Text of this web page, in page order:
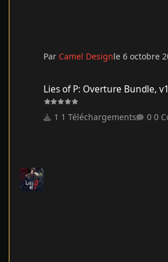
Par Camel Designle 6 octobre
Lies of P: Overture Bundle,
1 Téléchargements 0